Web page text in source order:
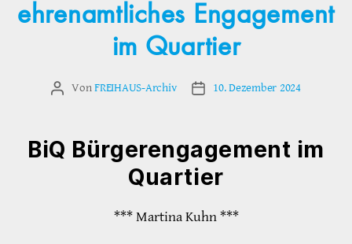
ehrenamtliches Engagement
im Quartier
Beitragsautor
VonFREIHAUS-Archiv Veröffentlichungsdatum
10. Dezember 2024
BiQ Bürgerengagement im
Quartier
*** Martina Kuhn ***